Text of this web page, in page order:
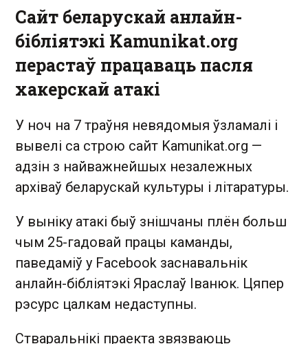
Сайт беларускай анлайн-
бібліятэкі Kamunikat.org
перастаў працаваць пасля
хакерскай атакі
У ноч на 7 траўня невядомыя ўзламалі і
вывелі са строю сайт Kamunikat.org —
адзін з найважнейшых незалежных
архіваў беларускай культуры і літаратуры.
У выніку атакі быў знішчаны плён больш
чым 25-гадовай працы каманды,
паведаміў у Facebook заснавальнік
анлайн-бібліятэкі Яраслаў Іванюк. Цяпер
рэсурс цалкам недаступны.
Стваральнікі праекта звязваюць